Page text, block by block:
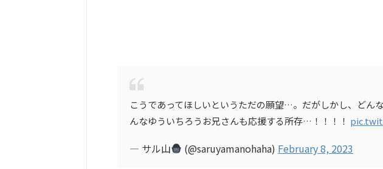
こうであってほしいというただの願望…。だがしかし、どん
んなゆういちろうお兄さんも応援する所存…！！！！
— サル山 (@saruyamanohaha) February 8, 2023